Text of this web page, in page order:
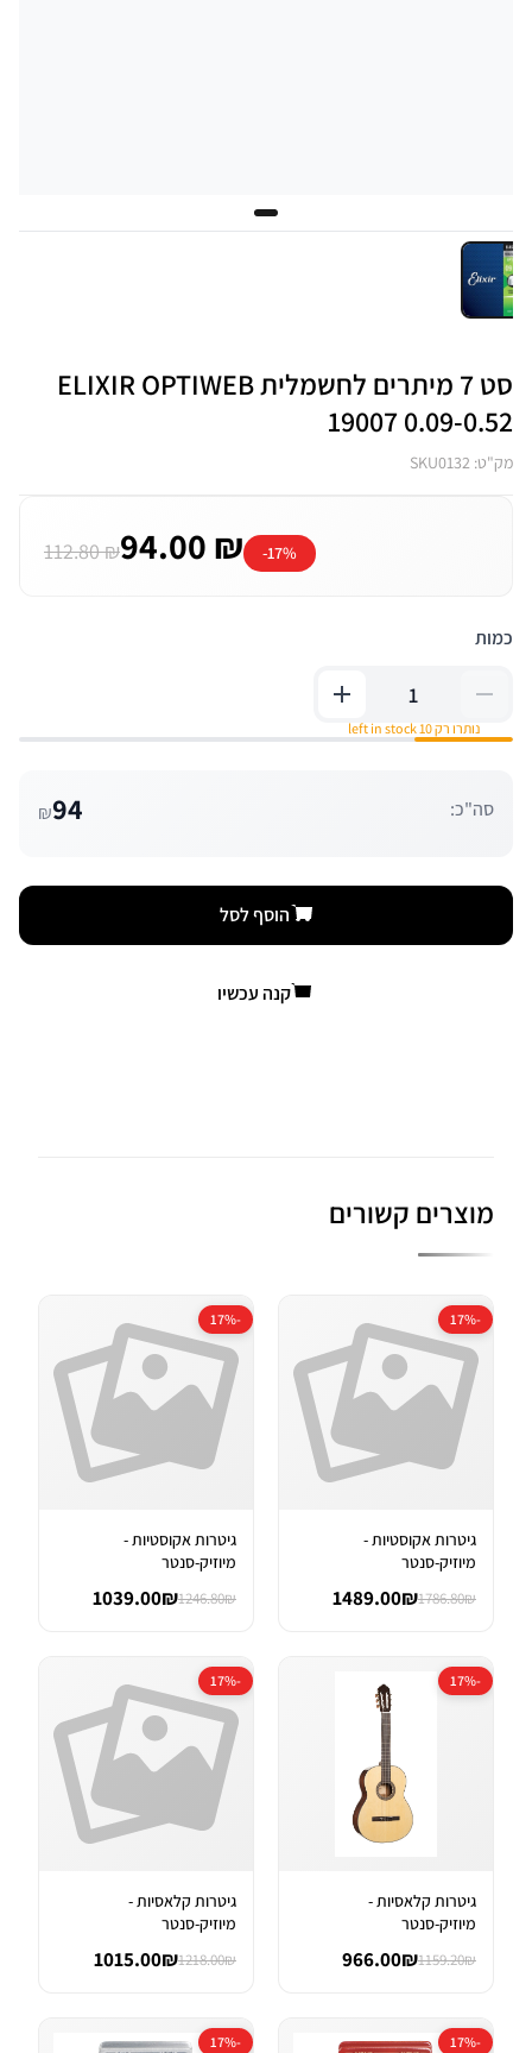
סט 7 מיתרים לחשמלית ELIXIR OPTIWEB
19007 0.09-0.52
מק"ט: SKU0132
112.80 ₪94.00 ₪ -17%
כמות
נותרו רק 10 left in stock
סה"כ: 94
₪
הוסף לסל
קנה עכשיו
מוצרים קשורים
-17%
גיטרות אקוסטיות -
מיוזיק-סנטר
1786.80₪
1489.00₪
-17%
גיטרות אקוסטיות -
מיוזיק-סנטר
1246.80₪
1039.00₪
-17%
גיטרות קלאסיות -
מיוזיק-סנטר
1159.20₪
966.00₪
-17%
גיטרות קלאסיות -
מיוזיק-סנטר
1218.00₪
1015.00₪
-17%
-17%